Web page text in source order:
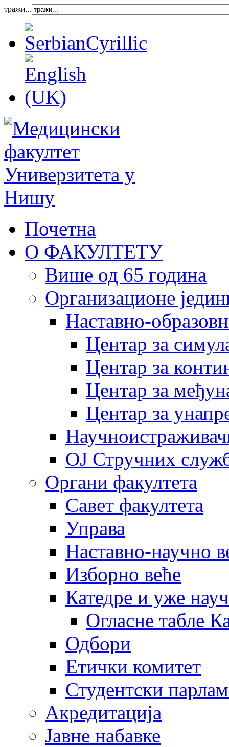
тражи...
Почетна
О ФАКУЛТЕТУ
Више од 65 година
Организационе
Наставно-
Центар за
Центар за
Центар за
Центар за
OJ Стручних
Органи факултета
Савет факултета
Управа
Наставно-научно
Изборно веће
Катедре и уже
Огласне табле
Одбори
Етички комитет
Студентски
Акредитација
Јавне набавке